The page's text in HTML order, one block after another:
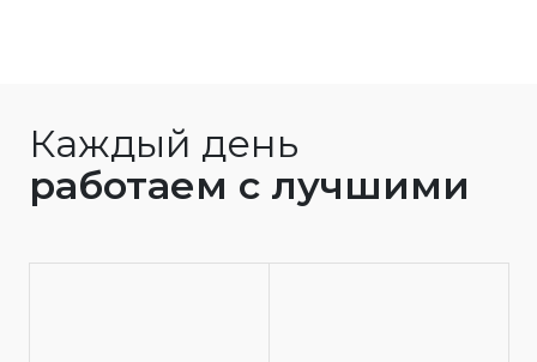
Каждый день
работаем с лучшими